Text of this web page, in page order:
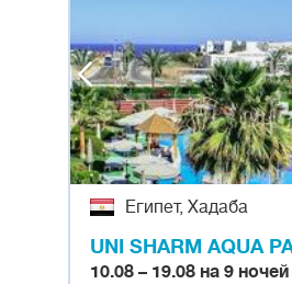
Египет, Хадаба
UNI SHARM AQUA
10.08 – 19.08 на 9 ночей